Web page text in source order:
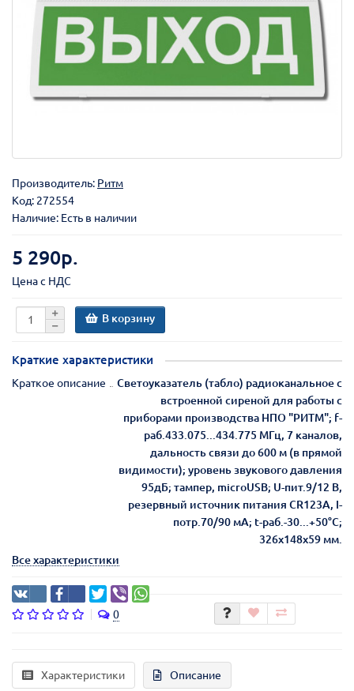
Производитель: Ритм
Код: 272554
Наличие: Есть в наличии
5 290р.
Цена с НДС
В корзину
Краткие характеристики
Краткое описание
Светоуказатель (табло) радиоканальное с
встроенной сиреной для работы с
приборами производства НПО "РИТМ"; f-
раб.433.075...434.775 МГц, 7 каналов,
дальность связи до 600 м (в прямой
видимости); уровень звукового давления
95дБ; тампер, microUSB; U-пит.9/12 В,
резервный источник питания CR123A, I-
потр.70/90 мА; t-раб.-30...+50°С;
326х148х59 мм.
Все характеристики
0
Характеристики Описание